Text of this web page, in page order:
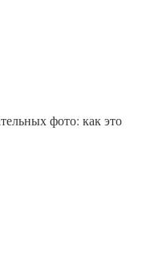
фото: как это